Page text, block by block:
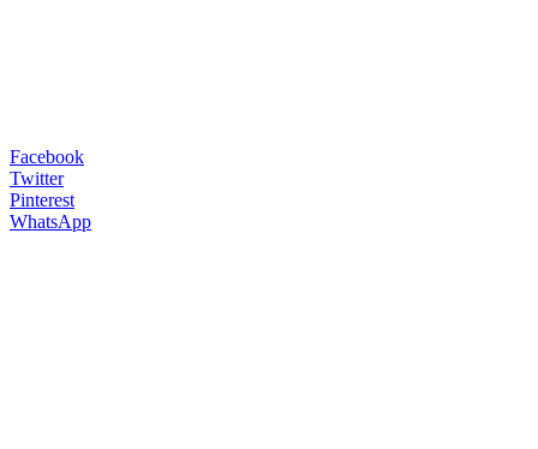
Facebook
Twitter
Pinterest
WhatsApp